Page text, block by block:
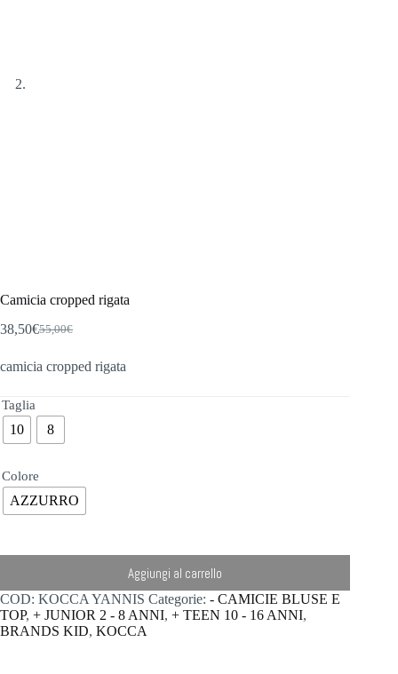
Camicia cropped rigata
55,00€
Il
originale
38,50€Il
attuale
camicia cropped rigata
Taglia
10 8
Colore
AZZURRO
Aggiungi al carrello
COD: KOCCA YANNIS Categorie: - CAMICIE BLUSE E
TOP, + JUNIOR 2 - 8 ANNI, + TEEN 10 - 16 ANNI,
BRANDS KID, KOCCA